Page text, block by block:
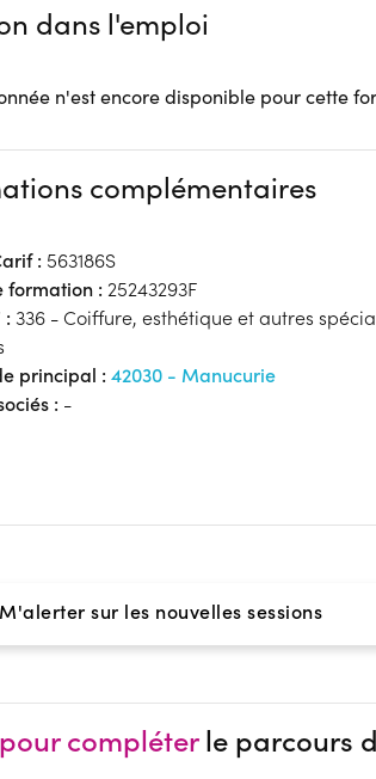
le lieu de formation
:Pas d'hébergement
dans l'emploi
n'est encore disponible pour cette
complémentaires
: 563186S
formation : 25243293F
: 336 - Coiffure, esthétique et autres
principal : 42030 - Manucurie
: -
M'alerter sur les nouvelles sessions
compléterle parcours